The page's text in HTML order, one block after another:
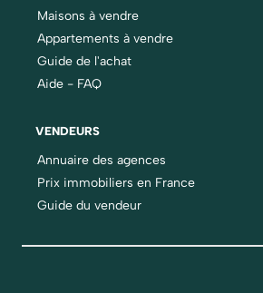
Maisons à vendre
Appartements à vendre
Guide de l'achat
Aide - FAQ
VENDEURS
Annuaire des agences
Prix immobiliers en France
Guide du vendeur